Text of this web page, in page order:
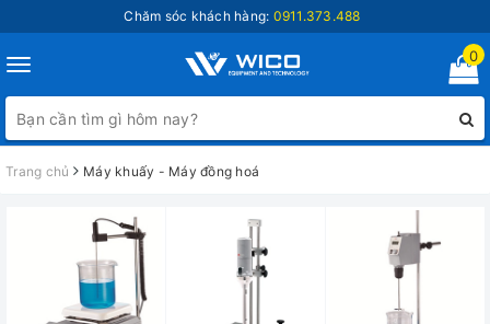
Chăm sóc khách hàng: 0911.373.488
Toggle
navigation
0
Trang chủ Máy khuấy - Máy đồng hoá